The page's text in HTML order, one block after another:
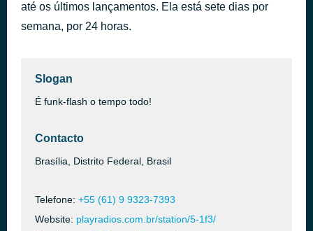
até os últimos lançamentos. Ela está sete dias por
semana, por 24 horas.
Slogan
É funk-flash o tempo todo!
Contacto
Brasília, Distrito Federal, Brasil
Telefone: +55 (61) 9 9323-7393
Website: playradios.com.br/station/5-1f3/